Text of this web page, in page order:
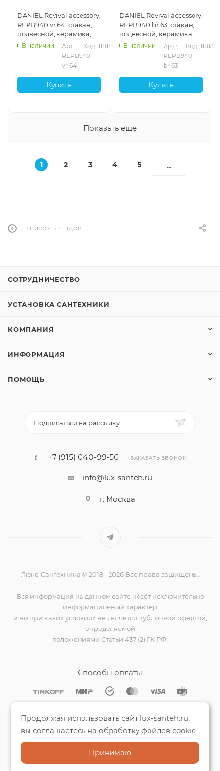
DANIEL Revival accessory,
REPB940 vr 64, стакан,
подвесной, керамика,
белый х медь vecchio
В наличии
Арт.:
REPB940
vr 64
Код: 11814
Купить
DANIEL Revival accessory,
REPB940 br 63, стакан,
подвесной, керамика,
белый х бронза
В наличии
Арт.:
REPB940
br 63
Код: 11813
Купить
Показать еще
1 2 3 4 5 ...
СПИСОК БРЕНДОВ
СОТРУДНИЧЕСТВО
УСТАНОВКА САНТЕХНИКИ
КОМПАНИЯ
ИНФОРМАЦИЯ
ПОМОЩЬ
Подписаться на рассылку
+7 (915) 040-99-56 ЗАКАЗАТЬ ЗВОНОК
info@lux-santeh.ru
г. Москва
Люкс-Сантехника © 2018 - 2026 Все права защищены.
Вся информация на данном сайте несёт исключительно
информационный характер
и ни при каких условиях не является публичной офертой,
определяемой
положениями Статьи 437 (2) ГК РФ.
Способы оплаты
Продолжая использовать сайт lux-santeh.ru,
вы соглашаетесь на обработку файлов cookie
Принимаю